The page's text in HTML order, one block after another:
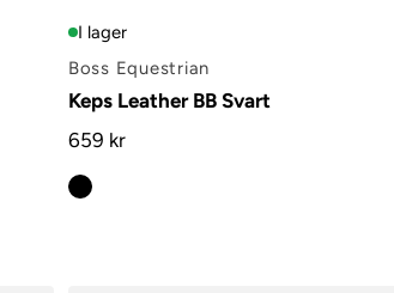
I lager
Boss Equestrian
Keps Leather BB Svart
659 kr